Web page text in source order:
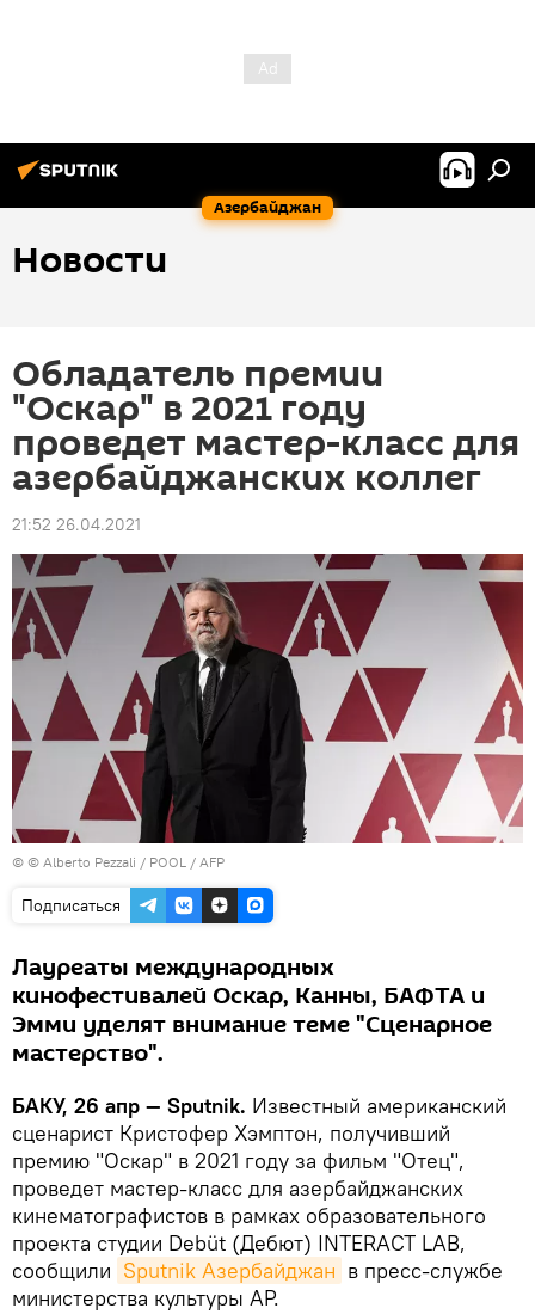
Азербайджан
Новости
Обладатель премии
"Оскар" в 2021 году
проведет мастер-класс для
азербайджанских коллег
21:52 26.04.2021
© © Alberto Pezzali / POOL / AFP
Подписаться
Лауреаты международных
кинофестивалей Оскар, Канны, БАФТА и
Эмми уделят внимание теме "Сценарное
мастерство".
БАКУ, 26 апр — Sputnik. Известный американский
сценарист Кристофер Хэмптон, получивший
премию "Оскар" в 2021 году за фильм "Отец",
проведет мастер-класс для азербайджанских
кинематографистов в рамках образовательного
проекта студии Debüt (Дебют) INTERACT LAB,
сообщили Sputnik Азербайджан в пресс-службе
министерства культуры АР.